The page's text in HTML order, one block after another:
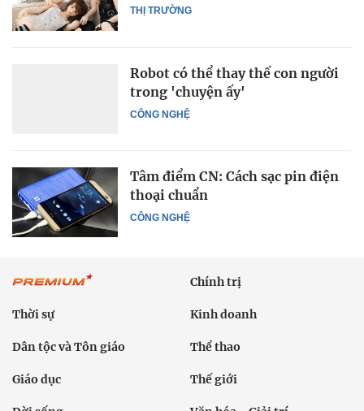
THỊ TRƯỜNG
CÔNG NGHỆ
Robot có thể thay thế con người
trong 'chuyện ấy'
CÔNG NGHỆ
Tâm điểm CN: Cách sạc pin điện
thoại chuẩn
Chính trị
Thời sự Kinh doanh
Dân tộc và Tôn giáo Thể thao
Giáo dục Thế giới